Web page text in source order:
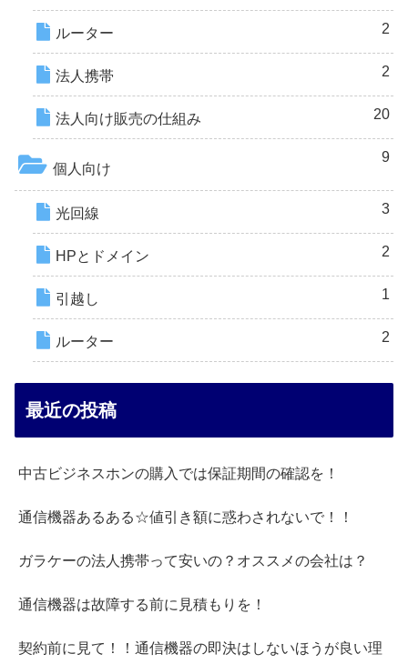
ルーター 2
法人携帯 2
法人向け販売の仕組み 20
個人向け
9
光回線 3
HPとドメイン 2
引越し 1
ルーター 2
最近の投稿
中古ビジネスホンの購入では保証期間の確認を！
通信機器あるある☆値引き額に惑わされないで！！
ガラケーの法人携帯って安いの？オススメの会社は？
通信機器は故障する前に見積もりを！
契約前に見て！！通信機器の即決はしないほうが良い理